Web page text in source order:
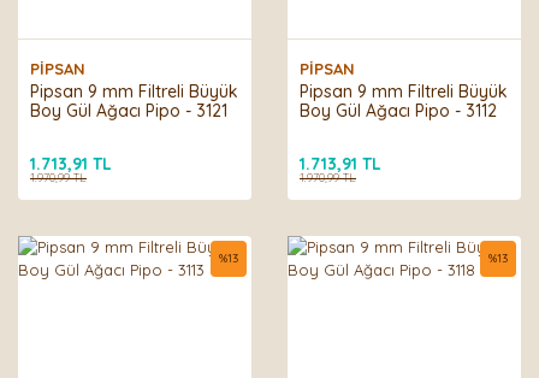
PİPSAN
Pipsan 9 mm Filtreli Büyük
Boy Gül Ağacı Pipo - 3121
1.713,91 TL
1.970,99 TL
PİPSAN
Pipsan 9 mm Filtreli Büyük
Boy Gül Ağacı Pipo - 3112
1.713,91 TL
1.970,99 TL
%13 %13